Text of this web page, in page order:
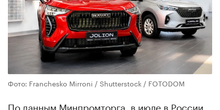
Фото: Franchesko Mirroni / Shutterstock / FOTODOM
По данным Минпромторга, в июле в России